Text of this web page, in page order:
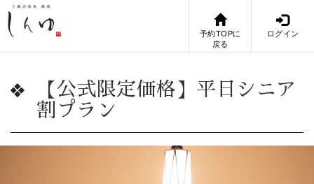
予約TOPに
戻る
ログイン
【公式限定価格】平日シニア
割プラン